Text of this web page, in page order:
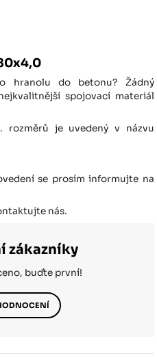
hranolu do betonu? Žádný
spojovací materiál
rozměrů je uvedený v názvu
se prosím informujte na
nás.
zákazníky
buďte první!